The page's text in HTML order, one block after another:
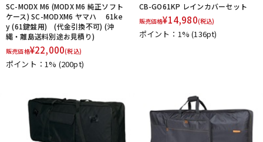
SC-MODX M6 (MODX M6 純正ソフト
ケース) SC-MODXM6 ヤマハ 61ke
y (61鍵盤用) (代金引換不可) (沖
縄・離島送料別途お見積り)
販売価格¥22,000(税込)
ポイント：1% (200pt)
CB-GO61KP レインカバーセット
販売価格¥14,980(税込)
ポイント：1%(136pt)